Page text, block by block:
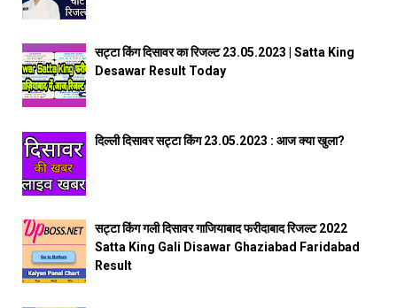
सट्टा किंग दिसावर का रिजल्ट 23.05.2023 | Satta King
Desawar Result Today
दिल्ली दिसावर सट्टा किंग 23.05.2023 : आज क्या खुला?
सट्टा किंग गली दिसावर गाजियाबाद फरीदाबाद रिजल्ट 2022
Satta King Gali Disawar Ghaziabad Faridabad
Result